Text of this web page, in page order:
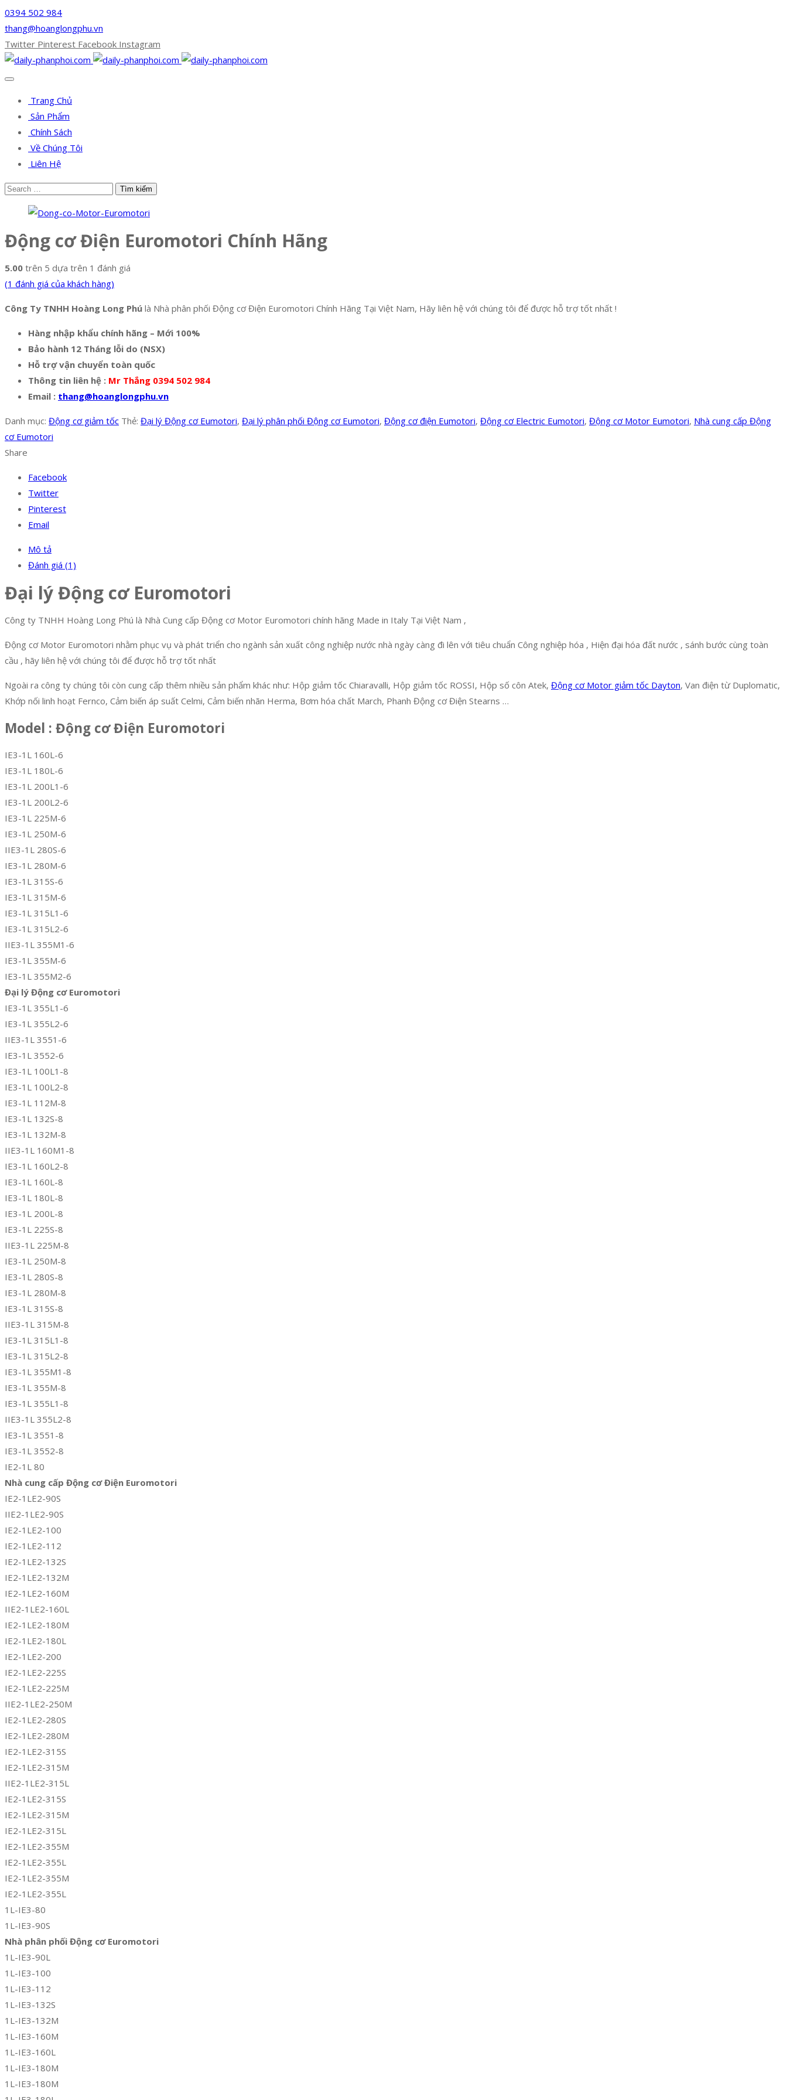
0394 502 984
thang@hoanglongphu.vn
Twitter Pinterest Facebook Instagram
Trang Chủ
Sản Phẩm
Chính Sách
Về Chúng Tôi
Liên Hệ
Động cơ Điện Euromotori Chính Hãng
5.00 trên 5 dựa trên 1 đánh giá
(1 đánh giá của khách hàng)
Công Ty TNHH Hoàng Long Phú là Nhà phân phối Động cơ Điện Euromotori Chính Hãng Tại Việt Nam, Hãy liên hệ với chúng tôi để được hỗ trợ tốt nhất !
Hàng nhập khẩu chính hãng – Mới 100%
Bảo hành 12 Tháng lỗi do (NSX)
Hỗ trợ vận chuyển toàn quốc
Thông tin liên hệ : Mr Thắng 0394 502 984
Email : thang@hoanglongphu.vn
Danh mục: Động cơ giảm tốc Thẻ: Đại lý Động cơ Eumotori, Đại lý phân phối Động cơ Eumotori, Động cơ điện Eumotori, Động cơ Electric Eumotori, Động cơ Motor Eumotori, Nhà cung cấp Động
cơ Eumotori
Share
Facebook
Twitter
Pinterest
Email
Mô tả
Đánh giá (1)
Đại lý Động cơ Euromotori
Công ty TNHH Hoàng Long Phú là Nhà Cung cấp Động cơ Motor Euromotori chính hãng Made in Italy Tại Việt Nam ,
Động cơ Motor Euromotori nhằm phục vụ và phát triển cho ngành sản xuất công nghiệp nước nhà ngày càng đi lên với tiêu chuẩn Công nghiệp hóa , Hiện đại hóa đất nước , sánh bước cùng toàn
cầu , hãy liên hệ với chúng tôi để được hỗ trợ tốt nhất
Ngoài ra công ty chúng tôi còn cung cấp thêm nhiều sản phẩm khác như: Hộp giảm tốc Chiaravalli, Hộp giảm tốc ROSSI, Hộp số côn Atek, Động cơ Motor giảm tốc Dayton, Van điện từ Duplomatic,
Khớp nối linh hoạt Fernco, Cảm biến áp suất Celmi, Cảm biến nhãn Herma, Bơm hóa chất March, Phanh Động cơ Điện Stearns …
Model : Động cơ Điện Euromotori
IE3-1L 160L-6
IE3-1L 180L-6
IE3-1L 200L1-6
IE3-1L 200L2-6
IE3-1L 225M-6
IE3-1L 250M-6
IIE3-1L 280S-6
IE3-1L 280M-6
IE3-1L 315S-6
IE3-1L 315M-6
IE3-1L 315L1-6
IE3-1L 315L2-6
IIE3-1L 355M1-6
IE3-1L 355M-6
IE3-1L 355M2-6
Đại lý Động cơ Euromotori
IE3-1L 355L1-6
IE3-1L 355L2-6
IIE3-1L 3551-6
IE3-1L 3552-6
IE3-1L 100L1-8
IE3-1L 100L2-8
IE3-1L 112M-8
IE3-1L 132S-8
IE3-1L 132M-8
IIE3-1L 160M1-8
IE3-1L 160L2-8
IE3-1L 160L-8
IE3-1L 180L-8
IE3-1L 200L-8
IE3-1L 225S-8
IIE3-1L 225M-8
IE3-1L 250M-8
IE3-1L 280S-8
IE3-1L 280M-8
IE3-1L 315S-8
IIE3-1L 315M-8
IE3-1L 315L1-8
IE3-1L 315L2-8
IE3-1L 355M1-8
IE3-1L 355M-8
IE3-1L 355L1-8
IIE3-1L 355L2-8
IE3-1L 3551-8
IE3-1L 3552-8
IE2-1L 80
Nhà cung cấp Động cơ Điện Euromotori
IE2-1LE2-90S
IIE2-1LE2-90S
IE2-1LE2-100
IE2-1LE2-112
IE2-1LE2-132S
IE2-1LE2-132M
IE2-1LE2-160M
IIE2-1LE2-160L
IE2-1LE2-180M
IE2-1LE2-180L
IE2-1LE2-200
IE2-1LE2-225S
IE2-1LE2-225M
IIE2-1LE2-250M
IE2-1LE2-280S
IE2-1LE2-280M
IE2-1LE2-315S
IE2-1LE2-315M
IIE2-1LE2-315L
IE2-1LE2-315S
IE2-1LE2-315M
IE2-1LE2-315L
IE2-1LE2-355M
IE2-1LE2-355L
IE2-1LE2-355M
IE2-1LE2-355L
1L-IE3-80
1L-IE3-90S
Nhà phân phối Động cơ Euromotori
1L-IE3-90L
1L-IE3-100
1L-IE3-112
1L-IE3-132S
1L-IE3-132M
1L-IE3-160M
1L-IE3-160L
1L-IE3-180M
1L-IE3-180M